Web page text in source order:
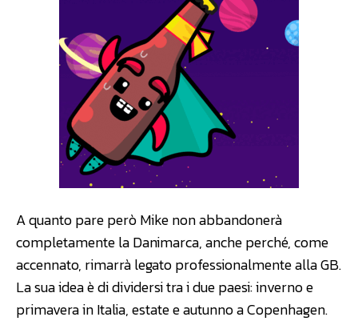
A quanto pare però Mike non abbandonerà
completamente la Danimarca, anche perché, come
accennato, rimarrà legato professionalmente alla GB.
La sua idea è di dividersi tra i due paesi: inverno e
primavera in Italia, estate e autunno a Copenhagen.